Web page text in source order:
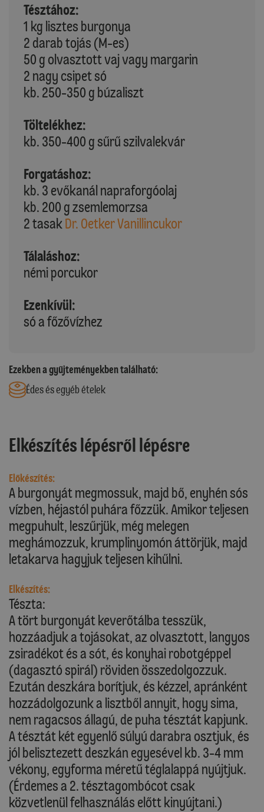
Tésztához:
1 kg lisztes burgonya
2 darab tojás (M-es)
50 g olvasztott vaj vagy margarin
2 nagy csipet só
kb. 250-350 g búzaliszt
Töltelékhez:
kb. 350-400 g sűrű szilvalekvár
Forgatáshoz:
kb. 3 evőkanál napraforgóolaj
kb. 200 g zsemlemorzsa
2 tasak Dr. Oetker Vanillincukor
Tálaláshoz:
némi porcukor
Ezenkívül:
só a főzővízhez
Ezekben a gyűjteményekben található:
Édes és egyéb ételek
Elkészítés lépésről lépésre
Előkészítés:
A burgonyát megmossuk, majd bő, enyhén sós
vízben, héjastól puhára főzzük. Amikor teljesen
megpuhult, leszűrjük, még melegen
meghámozzuk, krumplinyomón áttörjük, majd
letakarva hagyjuk teljesen kihűlni.
Elkészítés:
Tészta:
A tört burgonyát keverőtálba tesszük,
hozzáadjuk a tojásokat, az olvasztott, langyos
zsiradékot és a sót, és konyhai robotgéppel
(dagasztó spirál) röviden összedolgozzuk.
Ezután deszkára borítjuk, és kézzel, apránként
hozzádolgozunk a lisztből annyit, hogy sima,
nem ragacsos állagú, de puha tésztát kapjunk.
A tésztát két egyenlő súlyú darabra osztjuk, és
jól belisztezett deszkán egyesével kb. 3-4 mm
vékony, egyforma méretű téglalappá nyújtjuk.
(Érdemes a 2. tésztagombócot csak
közvetlenül felhasználás előtt kinyújtani.)